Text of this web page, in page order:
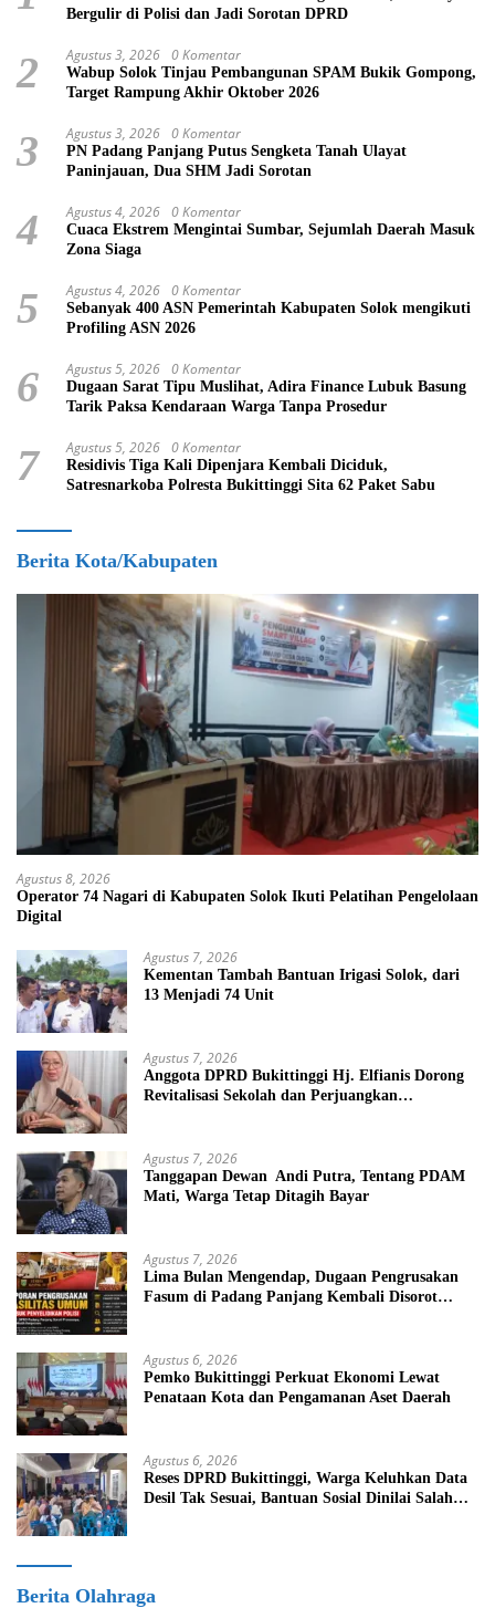
Bergulir di Polisi dan Jadi Sorotan DPRD
2 Agustus 3, 2026 0 Komentar
Wabup Solok Tinjau Pembangunan SPAM Bukik Gompong,
Target Rampung Akhir Oktober 2026
3 Agustus 3, 2026 0 Komentar
PN Padang Panjang Putus Sengketa Tanah Ulayat
Paninjauan, Dua SHM Jadi Sorotan
4 Agustus 4, 2026 0 Komentar
Cuaca Ekstrem Mengintai Sumbar, Sejumlah Daerah Masuk
Zona Siaga
5 Agustus 4, 2026 0 Komentar
Sebanyak 400 ASN Pemerintah Kabupaten Solok mengikuti
Profiling ASN 2026
6 Agustus 5, 2026 0 Komentar
Dugaan Sarat Tipu Muslihat, Adira Finance Lubuk Basung
Tarik Paksa Kendaraan Warga Tanpa Prosedur
7 Agustus 5, 2026 0 Komentar
Residivis Tiga Kali Dipenjara Kembali Diciduk,
Satresnarkoba Polresta Bukittinggi Sita 62 Paket Sabu
Berita Kota/Kabupaten
Agustus 8, 2026
Operator 74 Nagari di Kabupaten Solok Ikuti Pelatihan Pengelolaan
Digital
Agustus 7, 2026
Kementan Tambah Bantuan Irigasi Solok, dari
13 Menjadi 74 Unit
Agustus 7, 2026
Anggota DPRD Bukittinggi Hj. Elfianis Dorong
Revitalisasi Sekolah dan Perjuangkan
Agustus 7, 2026
Tanggapan Dewan Andi Putra, Tentang PDAM
Mati, Warga Tetap Ditagih Bayar
Agustus 7, 2026
Lima Bulan Mengendap, Dugaan Pengrusakan
Fasum di Padang Panjang Kembali Disorot
Agustus 6, 2026
Pemko Bukittinggi Perkuat Ekonomi Lewat
Penataan Kota dan Pengamanan Aset Daerah
Agustus 6, 2026
Reses DPRD Bukittinggi, Warga Keluhkan Data
Desil Tak Sesuai, Bantuan Sosial Dinilai Salah
Berita Olahraga